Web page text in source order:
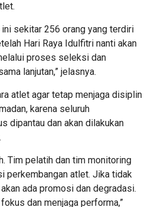
ini sekitar 256 orang yang terdiri
Hari Raya Idulfitri nanti akan
proses seleksi dan
lanjutan,” jelasnya.
atlet agar tetap menjaga disiplin
karena seluruh
dipantau dan akan dilakukan
Tim pelatih dan tim monitoring
perkembangan atlet. Jika tidak
ada promosi dan degradasi.
dan menjaga performa,”